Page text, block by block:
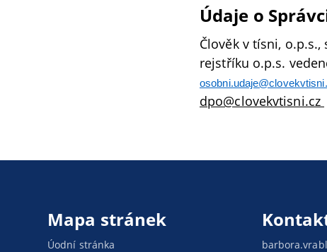
Údaje o
Člověk v tísni, o.p.s.,
rejstříku o.p.s.
dpo@clovekvtisni.cz
Mapa stránek
Úodní stránka